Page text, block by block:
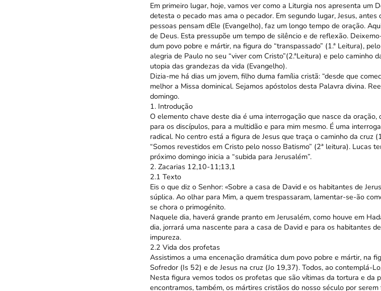
Em primeiro lugar, hoje, vamos ver como a Liturgia nos apresenta um
detesta o pecado mas ama o pecador. Em segundo lugar, Jesus,
pessoas pensam dEle (Evangelho), faz um longo tempo de oração.
de Deus. Esta pressupõe um tempo de silêncio e de reflexão.
dum povo pobre e mártir, na figura do “transpassado” (1.ª Leitura),
alegria de Paulo no seu “viver com Cristo”(2.ªLeitura) e pelo caminho
utopia das grandezas da vida (Evangelho).
Dizia-me há dias um jovem, filho duma família cristã: “desde que
melhor a Missa dominical. Sejamos apóstolos desta Palavra divina.
domingo.
1. Introdução
O elemento chave deste dia é uma interrogação que nasce da
para os discípulos, para a multidão e para mim mesmo. É uma
radical. No centro está a figura de Jesus que traça o caminho da cruz
“Somos revestidos em Cristo pelo nosso Batismo” (2ª leitura). Lucas
próximo domingo inicia a “subida para Jerusalém”.
2. Zacarias 12,10-11;13,1
2.1 Texto
Eis o que diz o Senhor: «Sobre a casa de David e os habitantes de
súplica. Ao olhar para Mim, a quem trespassaram, lamentar-se-ão
se chora o primogénito.
Naquele dia, haverá grande pranto em Jerusalém, como houve em
dia, jorrará uma nascente para a casa de David e para os habitantes
impureza.
2.2 Vida dos profetas
Assistimos a uma encenação dramática dum povo pobre e mártir, na
Sofredor (Is 52) e de Jesus na cruz (Jo 19,37). Todos, ao contemplá-
Nesta figura vemos todos os profetas que são vítimas da tortura e da
encontramos, também, os mártires cristãos do nosso século por serem